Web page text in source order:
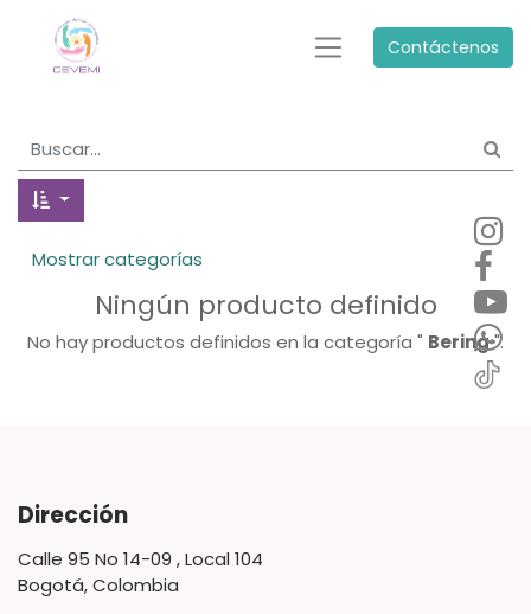
Contáctenos
Mostrar categorías
Ningún producto definido
No hay productos definidos en la categoría " Bering".
Dirección
Calle 95 No 14-09 , Local 104
Bogotá, Colombia